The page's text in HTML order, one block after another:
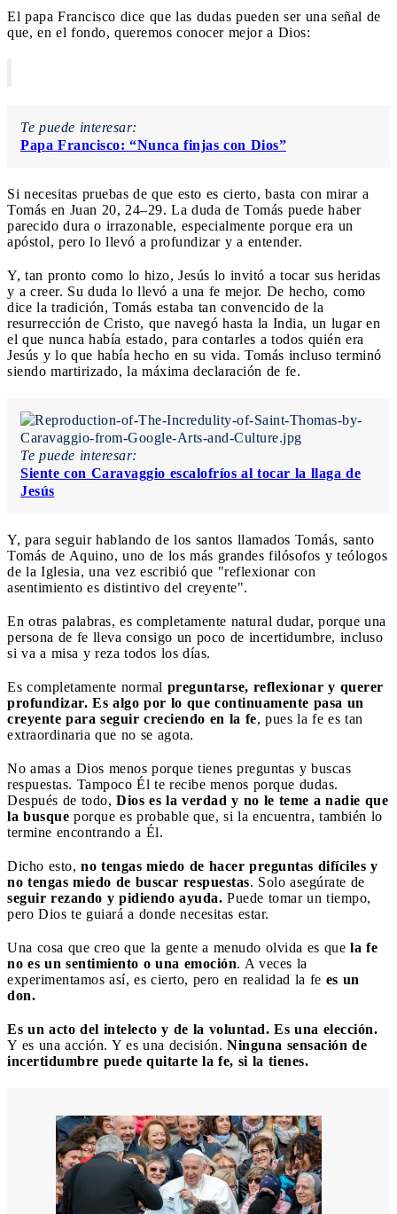
El papa Francisco dice que las dudas pueden ser una señal de
que, en el fondo, queremos conocer mejor a Dios:
Te puede interesar:
Papa Francisco: “Nunca finjas con Dios”
Si necesitas pruebas de que esto es cierto, basta con mirar a
Tomás en Juan 20, 24–29. La duda de Tomás puede haber
parecido dura o irrazonable, especialmente porque era un
apóstol, pero lo llevó a profundizar y a entender.
Y, tan pronto como lo hizo, Jesús lo invitó a tocar sus heridas
y a creer. Su duda lo llevó a una fe mejor. De hecho, como
dice la tradición, Tomás estaba tan convencido de la
resurrección de Cristo, que navegó hasta la India, un lugar en
el que nunca había estado, para contarles a todos quién era
Jesús y lo que había hecho en su vida. Tomás incluso terminó
siendo martirizado, la máxima declaración de fe.
Te puede interesar:
Siente con Caravaggio escalofríos al tocar la llaga de
Jesús
Y, para seguir hablando de los santos llamados Tomás, santo
Tomás de Aquino, uno de los más grandes filósofos y teólogos
de la Iglesia, una vez escribió que "reflexionar con
asentimiento es distintivo del creyente".
En otras palabras, es completamente natural dudar, porque una
persona de fe lleva consigo un poco de incertidumbre, incluso
si va a misa y reza todos los días.
Es completamente normal preguntarse, reflexionar y querer
profundizar. Es algo por lo que continuamente pasa un
creyente para seguir creciendo en la fe, pues la fe es tan
extraordinaria que no se agota.
No amas a Dios menos porque tienes preguntas y buscas
respuestas. Tampoco Él te recibe menos porque dudas.
Después de todo, Dios es la verdad y no le teme a nadie que
la busque porque es probable que, si la encuentra, también lo
termine encontrando a Él.
Dicho esto, no tengas miedo de hacer preguntas difíciles y
no tengas miedo de buscar respuestas. Solo asegúrate de
seguir rezando y pidiendo ayuda. Puede tomar un tiempo,
pero Dios te guiará a donde necesitas estar.
Una cosa que creo que la gente a menudo olvida es que la fe
no es un sentimiento o una emoción. A veces la
experimentamos así, es cierto, pero en realidad la fe es un
don.
Es un acto del intelecto y de la voluntad. Es una elección.
Y es una acción. Y es una decisión. Ninguna sensación de
incertidumbre puede quitarte la fe, si la tienes.